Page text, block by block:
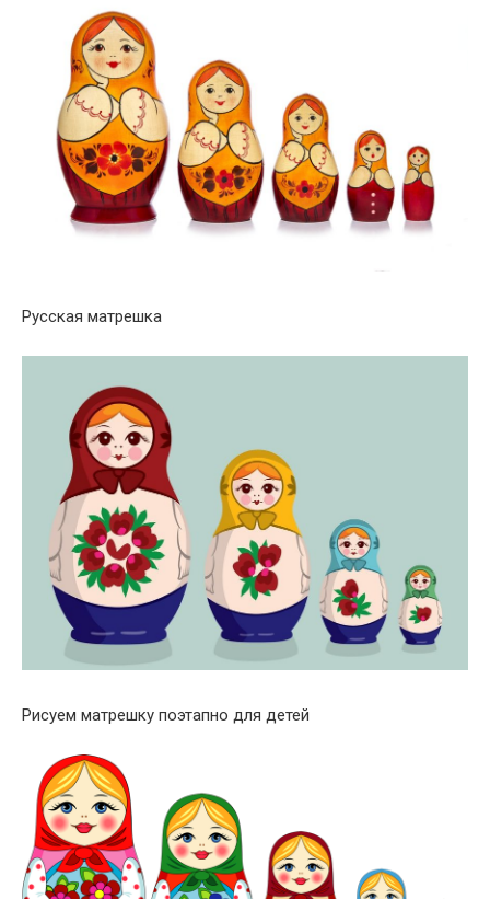
Русская матрешка
Рисуем матрешку поэтапно для детей